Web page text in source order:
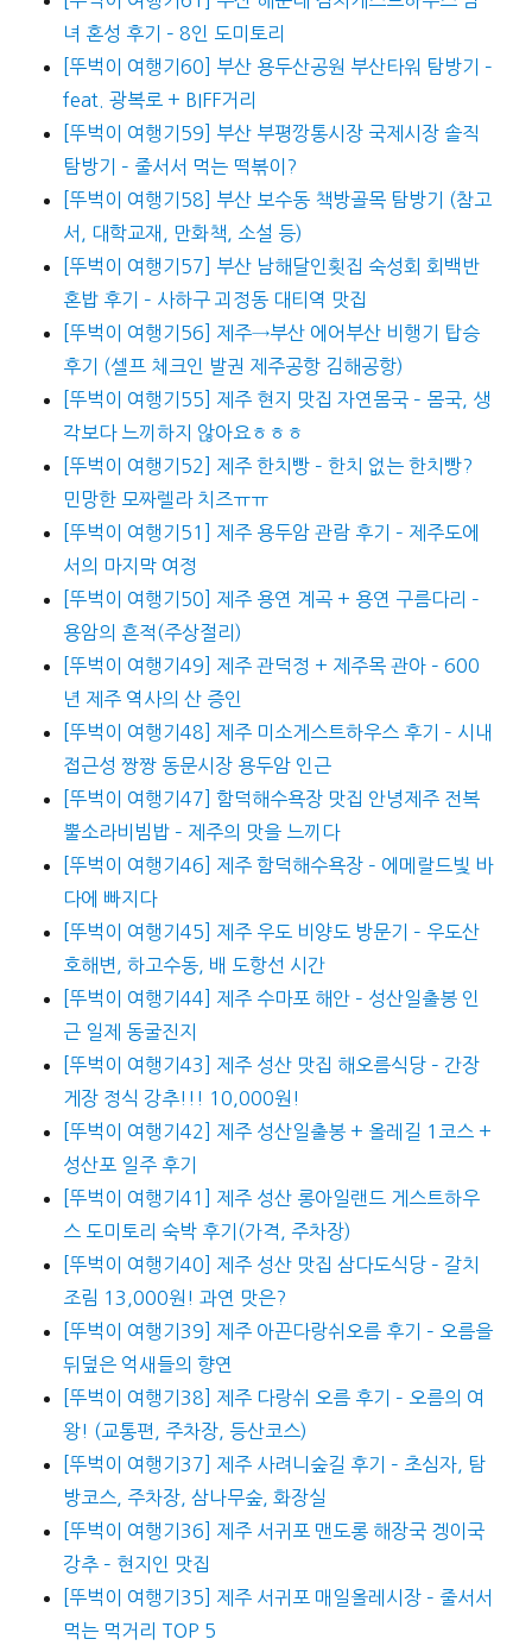
녀 혼성 후기 – 8인 도미토리
[뚜벅이 여행기60] 부산 용두산공원 부산타워 탐방기 –
feat. 광복로 + BIFF거리
[뚜벅이 여행기59] 부산 부평깡통시장 국제시장 솔직
탐방기 – 줄서서 먹는 떡볶이?
[뚜벅이 여행기58] 부산 보수동 책방골목 탐방기 (참고
서, 대학교재, 만화책, 소설 등)
[뚜벅이 여행기57] 부산 남해달인횟집 숙성회 회백반
혼밥 후기 – 사하구 괴정동 대티역 맛집
[뚜벅이 여행기56] 제주→부산 에어부산 비행기 탑승
후기 (셀프 체크인 발권 제주공항 김해공항)
[뚜벅이 여행기55] 제주 현지 맛집 자연몸국 – 몸국, 생
각보다 느끼하지 않아요ㅎㅎㅎ
[뚜벅이 여행기52] 제주 한치빵 – 한치 없는 한치빵?
민망한 모짜렐라 치즈ㅠㅠ
[뚜벅이 여행기51] 제주 용두암 관람 후기 – 제주도에
서의 마지막 여정
[뚜벅이 여행기50] 제주 용연 계곡 + 용연 구름다리 –
용암의 흔적(주상절리)
[뚜벅이 여행기49] 제주 관덕정 + 제주목 관아 – 600
년 제주 역사의 산 증인
[뚜벅이 여행기48] 제주 미소게스트하우스 후기 – 시내
접근성 짱짱 동문시장 용두암 인근
[뚜벅이 여행기47] 함덕해수욕장 맛집 안녕제주 전복
뿔소라비빔밥 – 제주의 맛을 느끼다
[뚜벅이 여행기46] 제주 함덕해수욕장 – 에메랄드빛 바
다에 빠지다
[뚜벅이 여행기45] 제주 우도 비양도 방문기 – 우도산
호해변, 하고수동, 배 도항선 시간
[뚜벅이 여행기44] 제주 수마포 해안 – 성산일출봉 인
근 일제 동굴진지
[뚜벅이 여행기43] 제주 성산 맛집 해오름식당 – 간장
게장 정식 강추!!! 10,000원!
[뚜벅이 여행기42] 제주 성산일출봉 + 올레길 1코스 +
성산포 일주 후기
[뚜벅이 여행기41] 제주 성산 롱아일랜드 게스트하우
스 도미토리 숙박 후기(가격, 주차장)
[뚜벅이 여행기40] 제주 성산 맛집 삼다도식당 – 갈치
조림 13,000원! 과연 맛은?
[뚜벅이 여행기39] 제주 아끈다랑쉬오름 후기 – 오름을
뒤덮은 억새들의 향연
[뚜벅이 여행기38] 제주 다랑쉬 오름 후기 – 오름의 여
왕! (교통편, 주차장, 등산코스)
[뚜벅이 여행기37] 제주 사려니숲길 후기 – 초심자, 탐
방코스, 주차장, 삼나무숲, 화장실
[뚜벅이 여행기36] 제주 서귀포 맨도롱 해장국 겡이국
강추 – 현지인 맛집
[뚜벅이 여행기35] 제주 서귀포 매일올레시장 – 줄서서
먹는 먹거리 TOP 5